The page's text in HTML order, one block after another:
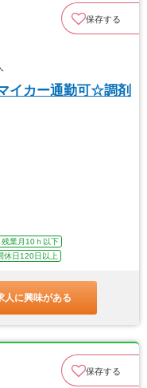
保存する
イカー通勤可☆調剤
残業月10ｈ以下
休日120日以上
人に興味がある
保存する